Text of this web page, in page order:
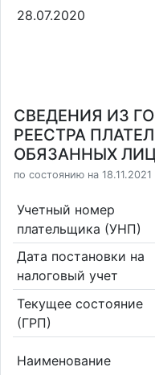
28.07.2020
СВЕДЕНИЯ ИЗ
РЕЕСТРА
ОБЯЗАННЫХ
по состоянию на 18.11.2021
Учетный номер
плательщика (УНП)
Дата постановки на
налоговый учет
Текущее состояние
(ГРП)
Наименование